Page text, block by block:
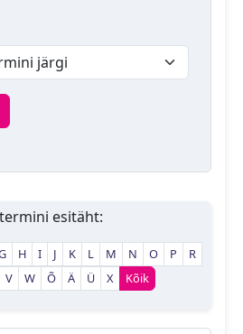
esitäht:
H I J K L M N O P
R
V W Õ Ä Ü X Kõik